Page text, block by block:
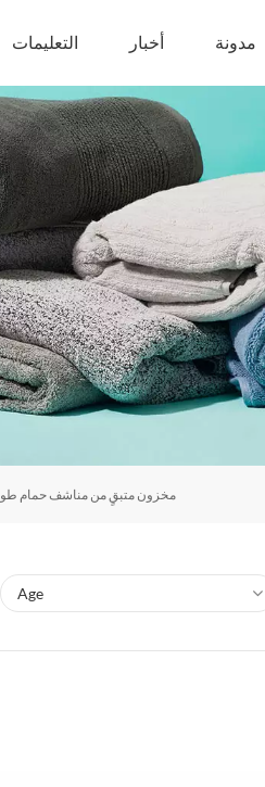
التعليمات أخبار مدونة
مخزون متبقٍ من مناشف حمام